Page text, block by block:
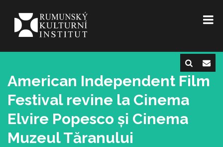
American Independent Film
Festival revine la Cinema
Elvire Popesco și Cinema
Muzeul Tăranului